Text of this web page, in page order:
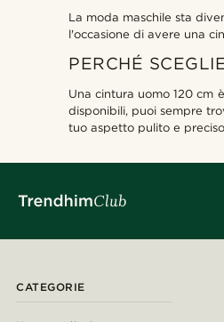
La moda maschile sta
l'occasione di avere una
PERCHÉ
Una cintura uomo 120 cm
disponibili, puoi sempre
tuo aspetto pulito e
CATEGORIE